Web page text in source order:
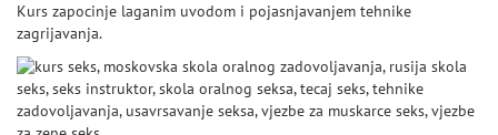
Kurs zapocinje laganim uvodom i pojasnjavanjem tehnike
zagrijavanja.